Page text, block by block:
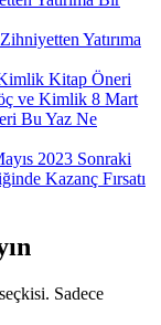
Yatırıma
Kitap Öneri
ve Kimlik 8 Mart
Bu Yaz Ne
2023 Sonraki
Kazanç Fırsatı
Sadece